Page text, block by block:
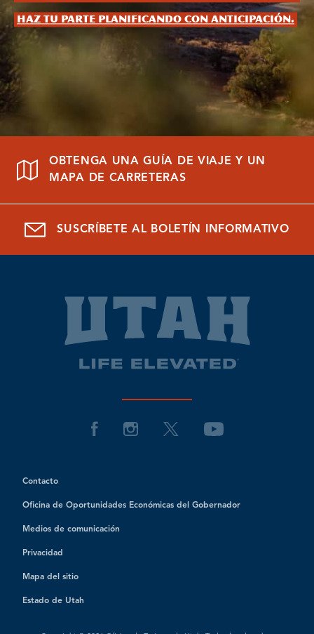
Haz tu parte planificando con anticipación.
OBTENGA UNA GUÍA DE VIAJE Y UN
MAPA DE CARRETERAS
SUSCRÍBETE AL BOLETÍN INFORMATIVO
Contacto
Oficina de Oportunidades Económicas del Gobernador
Medios de comunicación
Privacidad
Mapa del sitio
Estado de Utah